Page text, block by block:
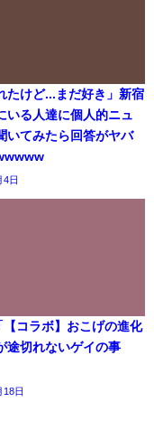
たけど...まだ好き」新宿
いる人達に個人的ニュ
いてみたら回答がヤバ
4日
【コラボ】おこげの進化
途切れないゲイの事
18日